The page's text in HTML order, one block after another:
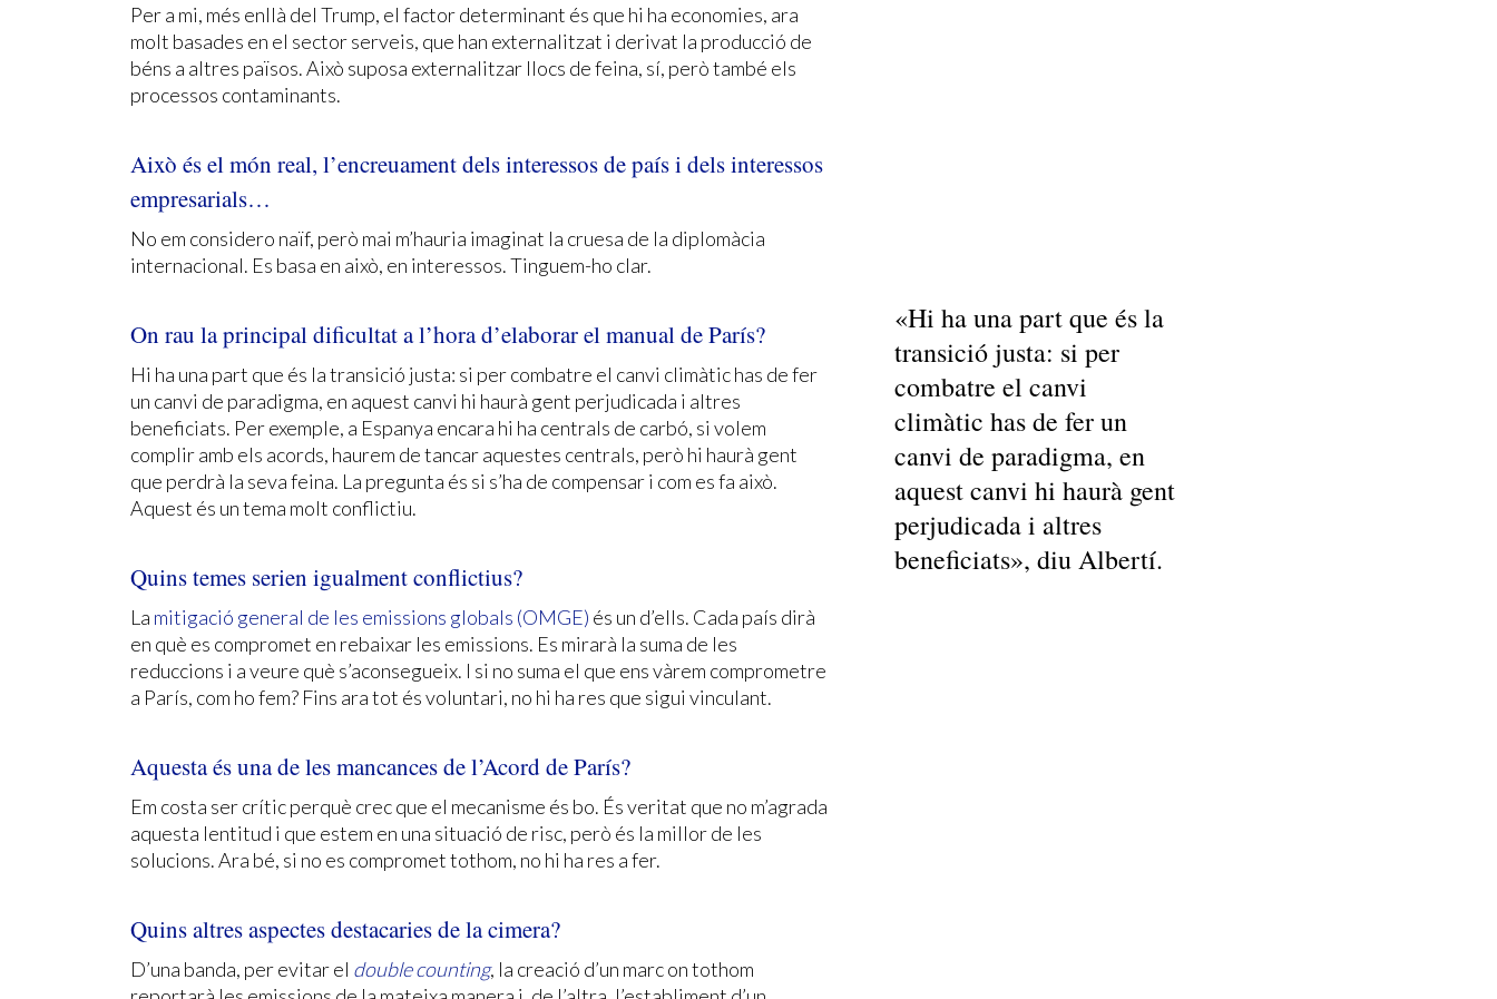
Per a mi, més enllà del Trump, el factor determinant és que hi ha economies, ara
molt basades en el sector serveis, que han externalitzat i derivat la producció de
béns a altres països. Això suposa externalitzar llocs de feina, sí, però també els
processos contaminants.
Això és el món real, l’encreuament dels interessos de país i dels interessos
empresarials…
No em considero naïf, però mai m’hauria imaginat la cruesa de la diplomàcia
internacional. Es basa en això, en interessos. Tinguem-ho clar.
«Hi ha una part que és la
transició justa: si per
combatre el canvi
climàtic has de fer un
canvi de paradigma, en
aquest canvi hi haurà gent
perjudicada i altres
beneficiats», diu Albertí.
On rau la principal dificultat a l’hora d’elaborar el manual de París?
Hi ha una part que és la transició justa: si per combatre el canvi climàtic has de fer
un canvi de paradigma, en aquest canvi hi haurà gent perjudicada i altres
beneficiats. Per exemple, a Espanya encara hi ha centrals de carbó, si volem
complir amb els acords, haurem de tancar aquestes centrals, però hi haurà gent
que perdrà la seva feina. La pregunta és si s’ha de compensar i com es fa això.
Aquest és un tema molt conflictiu.
Quins temes serien igualment conflictius?
La mitigació general de les emissions globals (OMGE) és un d’ells. Cada país dirà
en què es compromet en rebaixar les emissions. Es mirarà la suma de les
reduccions i a veure què s’aconsegueix. I si no suma el que ens vàrem comprometre
a París, com ho fem? Fins ara tot és voluntari, no hi ha res que sigui vinculant.
Aquesta és una de les mancances de l’Acord de París?
Em costa ser crític perquè crec que el mecanisme és bo. És veritat que no m’agrada
aquesta lentitud i que estem en una situació de risc, però és la millor de les
solucions. Ara bé, si no es compromet tothom, no hi ha res a fer.
Quins altres aspectes destacaries de la cimera?
D’una banda, per evitar el double counting, la creació d’un marc on tothom